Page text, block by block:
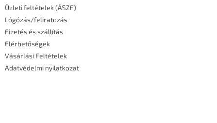
Üzleti feltételek (ÁSZF)
Lógózás/feliratozás
Fizetés és szállítás
Elérhetőségek
Vásárlási Feltételek
Adatvédelmi nyilatkozat